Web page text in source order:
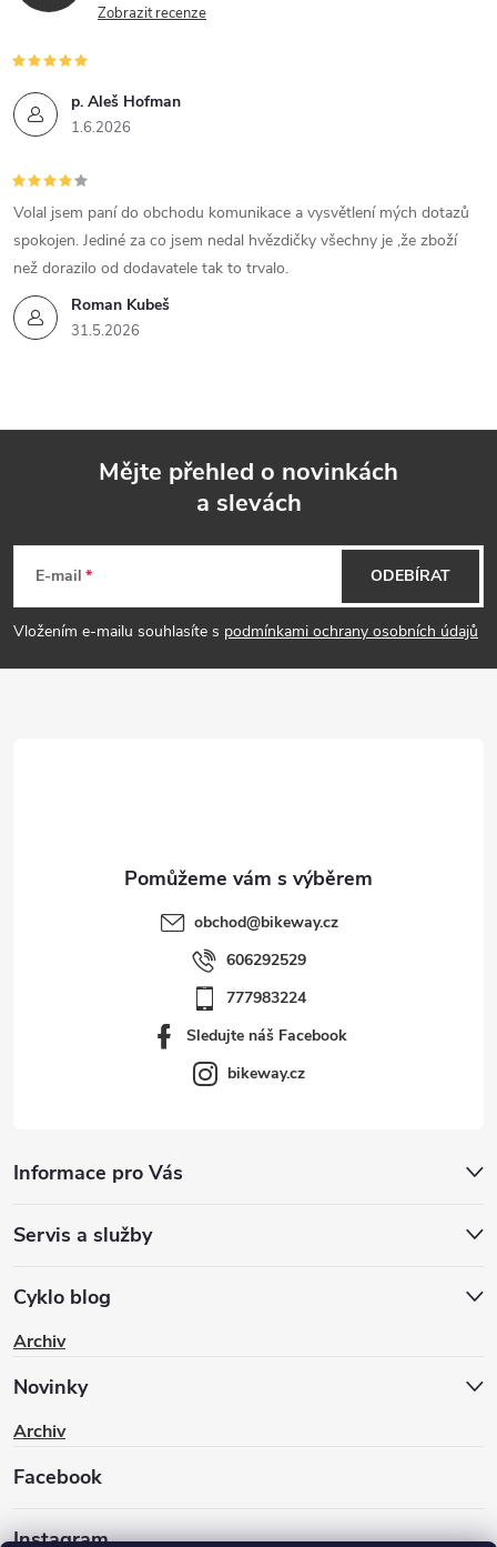
Zobrazit recenze
p. Aleš Hofman
1.6.2026
Roman Kubeš
31.5.2026
Volal jsem paní do obchodu komunikace a vysvětlení mých dotazů
spokojen. Jediné za co jsem nedal hvězdičky všechny je ,že zboží
než dorazilo od dodavatele tak to trvalo.
p
Mějte přehled o novinkách
a slevách
E-mail
Vložením e-mailu souhlasíte s podmínkami ochrany osobních údajů
ODEBÍRAT
obchod@bikeway.cz
606292529
777983224
Sledujte náš Facebook
bikeway.cz
Informace pro Vás
Servis a služby
Cyklo blog
Archiv
Novinky
Archiv
Facebook
Instagram